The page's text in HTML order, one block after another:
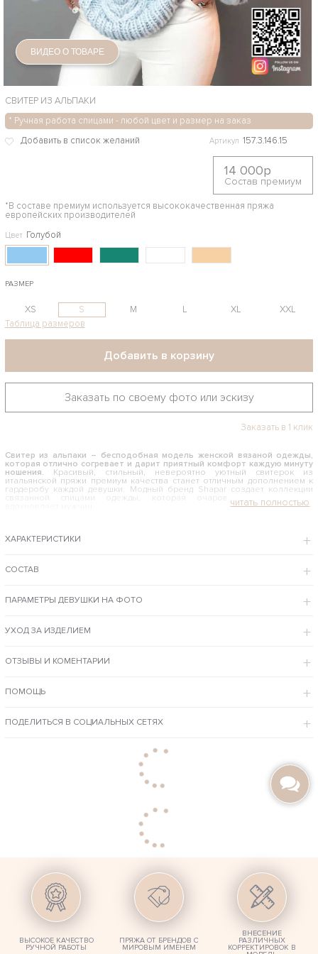
ВИДЕО О ТОВАРЕ
СВИТЕР ИЗ АЛЬПАКИ
* Ручная работа спицами - любой цвет и размер на заказ
Артикул 157.3.146.15
14 000р
Состав премиум
*В составе премиум используется высококачественная пряжа
европейских производителей
Цвет Голубой
РАЗМЕР
XS S M L XL
XXL
Таблица размеров
Добавить в корзину
Заказать по своему фото или эскизу
Заказать в 1 клик
Свитер из альпаки – бесподобная модель женской вязаной одежды,
которая отлично согревает и дарит приятный комфорт каждую минуту
ношения. Красивый, стильный, невероятно уютный свитерок из
итальянской пряжи премиум качества станет отличным дополнением к
гардеробу каждой девушки. Модный бренд Shapar создает коллекции
связанной спицами одежды, которая очаровывает женщин и
Объемный крой, оригинальный узор и роскошные косы делают данную
джинсами и легенсами, носить со строгими брюками и создавать
эффектный образ с узкими юбками макси. Благодаря свободному
женственность силуэта.
из альпаки по лучшей цене с возможностью примерки в бутике Москвы и
доставкой курьером в удобное для вас время и место.
расслабленности.
Нежно-голубой цвет легко сочетается с другими оттенками
теряет яркости и красоты годами.
большом размере и с любыми изменениями в дизайне, по личным фото
ХАРАКТЕРИСТИКИ
СОСТАВ
ПАРАМЕТРЫ ДЕВУШКИ НА ФОТО
УХОД ЗА ИЗДЕЛИЕМ
ОТЗЫВЫ И КОМЕНТАРИИ
ПОМОЩЬ
ПОДЕЛИТЬСЯ В СОЦИАЛЬНЫХ СЕТЯХ
ВЫСОКОЕ КАЧЕСТВО
РУЧНОЙ РАБОТЫ
ПРЯЖА ОТ БРЕНДОВ С
МИРОВЫМ ИМЕНЕМ
ВНЕСЕНИЕ
РАЗЛИЧНЫХ
КОРРЕКТИРОВОК В